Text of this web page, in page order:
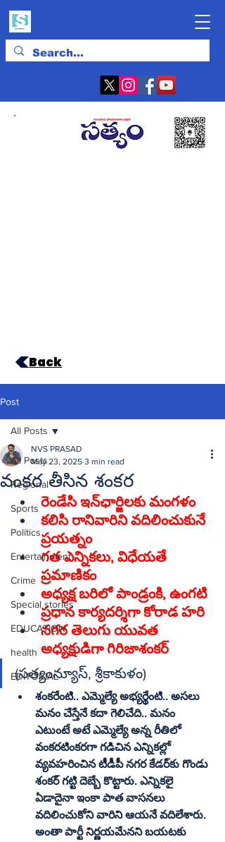
Back
Post
All Posts
Regional
Sports
Politics
Entertainment
Crime
Special stories
EDUCATION
health
EDITORIAL
All Posts
వంకర తీసిన శంకర
NVS PRASAD
May 23, 2025 3 min read
రెండేసి ఇన్‌ఛార్జిలకు మంగళం
కలిసి రానివారిని వదిలించుకునే
ప్రయత్నం
గత ఎన్నికలు, విధేయతే
ప్రమాణికం
అధ్యక్ష బరిలో పాండ్రంకి, ఉంగటి
ప్రధాన కార్యదర్శిగా కోరాడ హరి
నగర తెలుగు యువత
(సత్యంన్యూస్‌, శ్రీకాకుళం)
శంకరేంటి.. ఎమ్మెల్యే అభ్యర్థేంటి.. అసలు
మనం చేస్తేనే కదా గెలిచేది.. మనం
ఎటుంటే అటే ఎమ్మెల్యే అన్న రీతిలో
వంకరటింకరగా గడిచిన ఎన్నికల్లో
వ్యవహరించిన టీడీపీ నగర కేడర్‌కు గొండు
శంకర్‌ గట్టి దెబ్బే కొట్టారు. ఎన్నికలై
ఏడాదైనా ఇంకా పాత వాసనలు
వదిలించుకోని వారిని ఆయనే వదిలేశారు.
అంతా పార్టీ నిర్ణయమేనని బయటకు